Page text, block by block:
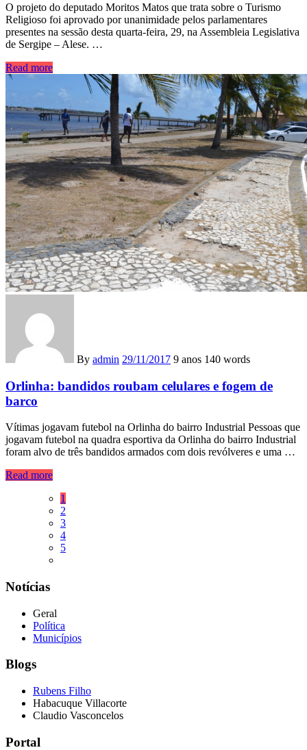
O projeto do deputado Moritos Matos que trata sobre o Turismo
Religioso foi aprovado por unanimidade pelos parlamentares
presentes na sessão desta quarta-feira, 29, na Assembleia Legislativa
de Sergipe – Alese. …
Read more
By admin 29/11/2017 9 anos 140 words
Orlinha: bandidos roubam celulares e fogem de
barco
Vítimas jogavam futebol na Orlinha do bairro Industrial Pessoas que
jogavam futebol na quadra esportiva da Orlinha do bairro Industrial
foram alvo de três bandidos armados com dois revólveres e uma …
Read more
1
2
3
4
5
Notícias
Geral
Política
Municípios
Blogs
Rubens Filho
Habacuque Villacorte
Claudio Vasconcelos
Portal